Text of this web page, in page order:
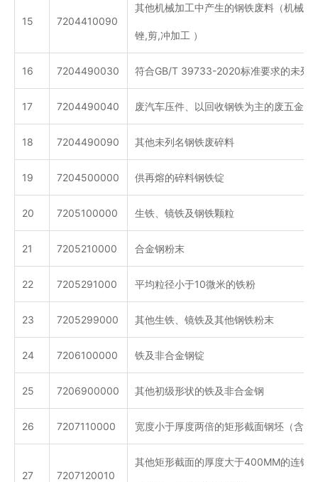
15 7204410090
其他机械加工中产生的钢铁废料（机械加
锉,剪,冲加工 ）
16 7204490030 符合GB/T 39733-2020标准要求的未列
17 7204490040 废汽车压件、以回收钢铁为主的废五金电
18 7204490090 其他未列名钢铁废碎料
19 7204500000 供再熔的碎料钢铁锭
20 7205100000 生铁、镜铁及钢铁颗粒
21 7205210000 合金钢粉末
22 7205291000 平均粒径小于10微米的铁粉
23 7205299000 其他生铁、镜铁及其他钢铁粉末
24 7206100000 铁及非合金钢锭
25 7206900000 其他初级形状的铁及非合金钢
26 7207110000 宽度小于厚度两倍的矩形截面钢坯（含碳
27 7207120010
其他矩形截面的厚度大于400MM的连铸